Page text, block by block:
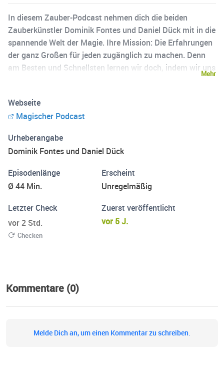
In diesem Zauber-Podcast nehmen dich die beiden
Zauberkünstler Dominik Fontes und Daniel Dück mit in die
spannende Welt der Magie. Ihre Mission: Die Erfahrungen
der ganz Großen für jeden zugänglich zu machen. Denn
am Besten und Schnellsten lernen wir doch, indem wir uns
regelmäßig mit erfolgreichen (Zauber-)KünstlerInnen, die
ihre Leidenschaft mit vollem Herzen leben und gerne ihre
viele spannende Interviews mit wertvollen Tipps,
Strategien und Learnings, die dich in deiner Zauberkunst,
in deinem Business und auch privat mit Sicherheit
bereichern werden. Viel Spaß beim Zuhören! Alle
Informationen zum Magischen Podcast findest du unter:
www.mp-zauberei.com
Mehr
Webseite
Magischer Podcast
Urheberangabe
Dominik Fontes und Daniel Dück
Episodenlänge
Ø 44 Min.
Erscheint
Unregelmäßig
Letzter Check
vor 2 Std.
Checken
Zuerst veröffentlicht
vor 5 J.
Kommentare (0)
Melde Dich an, um einen Kommentar zu schreiben.